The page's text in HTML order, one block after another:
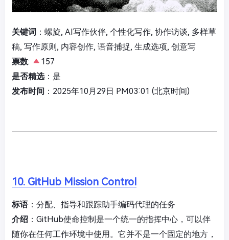
关键词 ：螺旋, AI写作伙伴, 个性化写作, 协作访谈, 多样草
稿, 写作原则, 内容创作, 语音捕捉, 生成选项, 创意写
票数:
157
是否精选：是
发布时间 ：2025年10月29日 PM03:01 (北京时间)
10. GitHub Mission Control
标语：分配、指导和跟踪助手编码代理的任务
介绍 ：GitHub使命控制是一个统一的指挥中心，可以伴
随你在任何工作环境中使用。它并不是一个固定的地方，